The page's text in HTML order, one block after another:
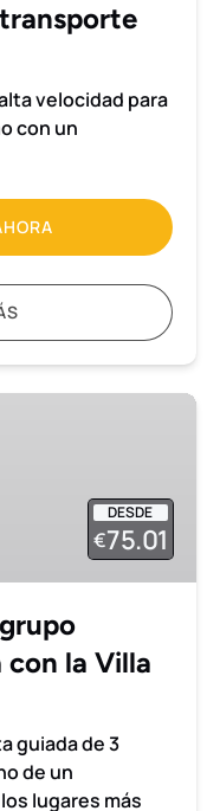
velocidad para
con un
DESDE
€75.01
con la Villa
guiada de 3
de un
lugares más